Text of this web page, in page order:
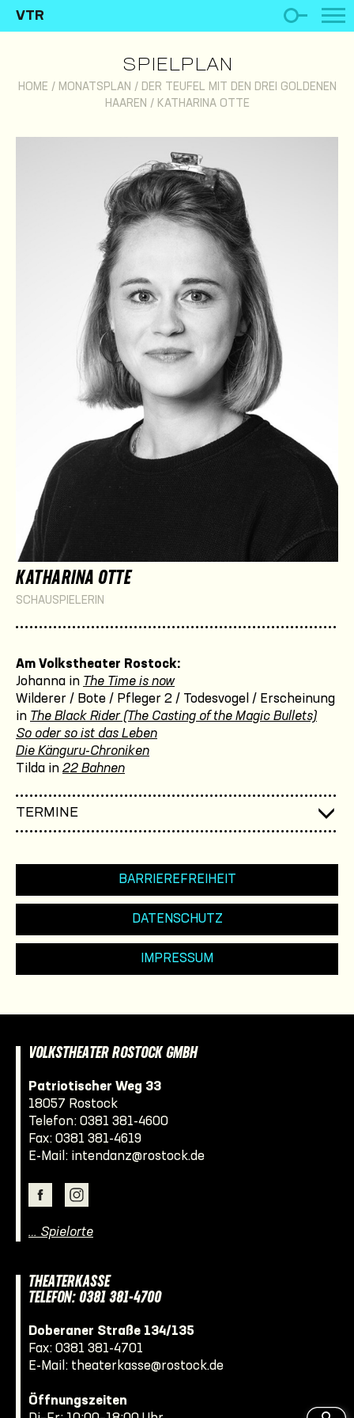
VTR
SPIELPLAN
HOME / MONATSPLAN / DER TEUFEL MIT DEN DREI GOLDENEN
HAAREN / KATHARINA OTTE
KATHARINA OTTE
SCHAUSPIELERIN
Am Volkstheater Rostock:
Johanna in The Time is now
Wilderer / Bote / Pfleger 2 / Todesvogel / Erscheinung
in The Black Rider (The Casting of the Magic Bullets)
So oder so ist das Leben
Die Känguru-Chroniken
Tilda in 22 Bahnen
TERMINE
BARRIEREFREIHEIT
DATENSCHUTZ
IMPRESSUM
VOLKSTHEATER ROSTOCK GMBH
Patriotischer Weg 33
18057 Rostock
Telefon: 0381 381-4600
Fax: 0381 381-4619
E-Mail: intendanz@rostock.de
… Spielorte
THEATERKASSE
TELEFON: 0381 381-4700
Doberaner Straße 134/135
Fax: 0381 381-4701
E-Mail: theaterkasse@rostock.de
Öffnungszeiten